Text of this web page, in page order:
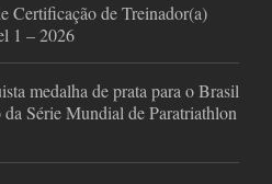
Certificação de Treinador(a)
1 – 2026
medalha de prata para o Brasil
Série Mundial de Paratriathlon